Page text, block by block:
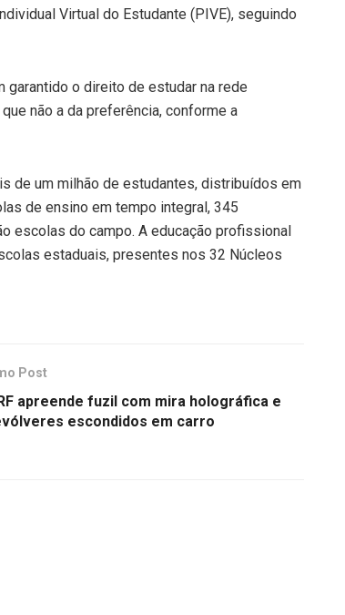
Virtual do Estudante (PIVE), seguindo
o direito de estudar na rede
não a da preferência, conforme a
de um milhão de estudantes, distribuídos em
de ensino em tempo integral, 345
escolas do campo. A educação profissional
estaduais, presentes nos 32 Núcleos
Post
apreende fuzil com mira holográfica e
escondidos em carro